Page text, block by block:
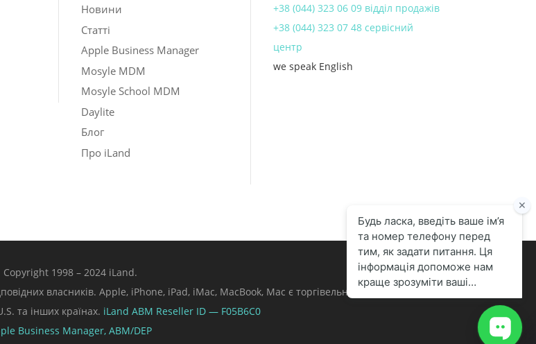
Новини
Статті
Apple Business Manager
Mosyle MDM
Mosyle School MDM
Daylite
Блог
Про iLand
+38 (044) 323 06 09 відділ продажів
+38 (044) 323 07 48 сервісний
центр
we speak English
Copyright 1998 – 2024 iLand.
власників. Apple, iPhone, iPad, iMac, MacBook, Mac є торгівельними марками Apple
та інших країнах. iLand ABM Reseller ID — F05B6C0
Business Manager, ABM/DEP